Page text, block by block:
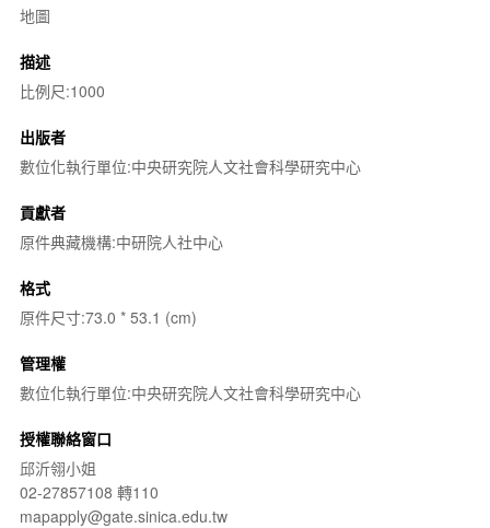
地圖
描述
比例尺:1000
出版者
數位化執行單位:中央研究院人文社會科學研究中心
貢獻者
原件典藏機構:中研院人社中心
格式
原件尺寸:73.0 * 53.1 (cm)
管理權
數位化執行單位:中央研究院人文社會科學研究中心
授權聯絡窗口
邱沂翎小姐
02-27857108 轉110
mapapply@gate.sinica.edu.tw